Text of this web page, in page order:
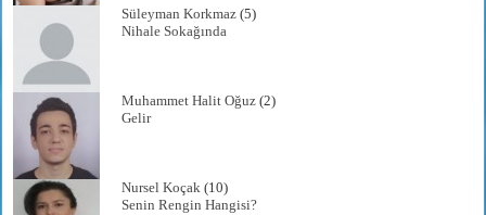
Süleyman Korkmaz (5)
Nihale Sokağında
Muhammet Halit Oğuz (2)
Gelir
Nursel Koçak (10)
Senin Rengin Hangisi?